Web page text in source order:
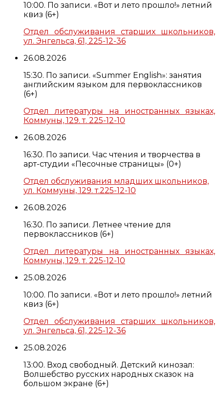
10:00. По записи. «Вот и лето прошло!» летний
квиз (6+)
Отдел обслуживания старших школьников,
ул. Энгельса, 61, 225-12-36
26.08.2026
15:30. По записи. «Summer English»: занятия
английским языком для первоклассников
(6+)
Отдел литературы на иностранных языках,
Коммуны, 129. т. 225-12-10
26.08.2026
16:30. По записи. Час чтения и творчества в
арт-студии «Песочные страницы» (0+)
Отдел обслуживания младших школьников,
ул. Коммуны, 129. т.225-12-10
26.08.2026
16:30. По записи. Летнее чтение для
первоклассников (6+)
Отдел литературы на иностранных языках,
Коммуны, 129. т. 225-12-10
25.08.2026
10:00. По записи. «Вот и лето прошло!» летний
квиз (6+)
Отдел обслуживания старших школьников,
ул. Энгельса, 61, 225-12-36
25.08.2026
13:00. Вход свободный. Детский кинозал:
Волшебство русских народных сказок на
большом экране (6+)